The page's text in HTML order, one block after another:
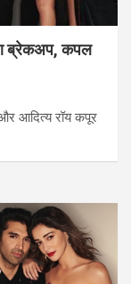
ब्रेकअप, कपल
आदित्य रॉय कपूर